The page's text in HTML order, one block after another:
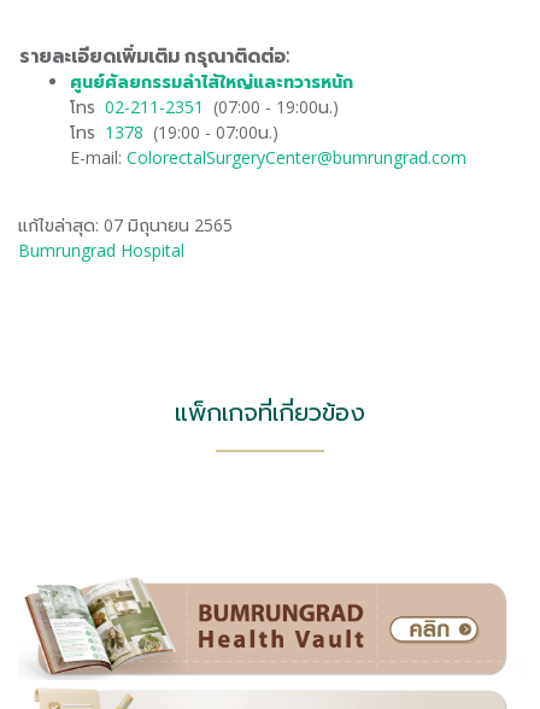
รายละเอียดเพิ่มเติม กรุณาติดต่อ:
ศูนย์ศัลยกรรมลำไส้ใหญ่และทวารหนัก
โทร ​02-211-2351
(07:00 - 19:00น.)
โทร ​1378 (19:00 - 07:00น.)
E-mail: ColorectalSurgeryCenter@bumrungrad.com
แก้ไขล่าสุด: 07 มิถุนายน 2565
Bumrungrad Hospital
แพ็กเกจที่เกี่ยวข้อง